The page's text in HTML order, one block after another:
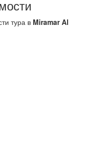
тура в Miramar Al